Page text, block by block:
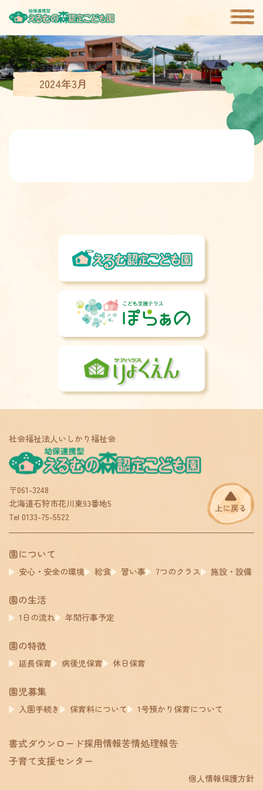
園の特徴
書式ダウンロード
子育て支援センター
2024年3月
社会福祉法人いしかり福祉会
〒061-3248
北海道石狩市花川東93番地5
Tel 0133-75-5522
園について
安心・安全の環境 給食 習い事 7つのクラス 施設・設備
園の生活
1日の流れ 年間行事予定
園の特徴
延長保育 病後児保育 休日保育
園児募集
入園手続き 保育料について 1号預かり保育について
書式ダウンロード採用情報苦情処理報告
子育て支援センター
個人情報保護方針